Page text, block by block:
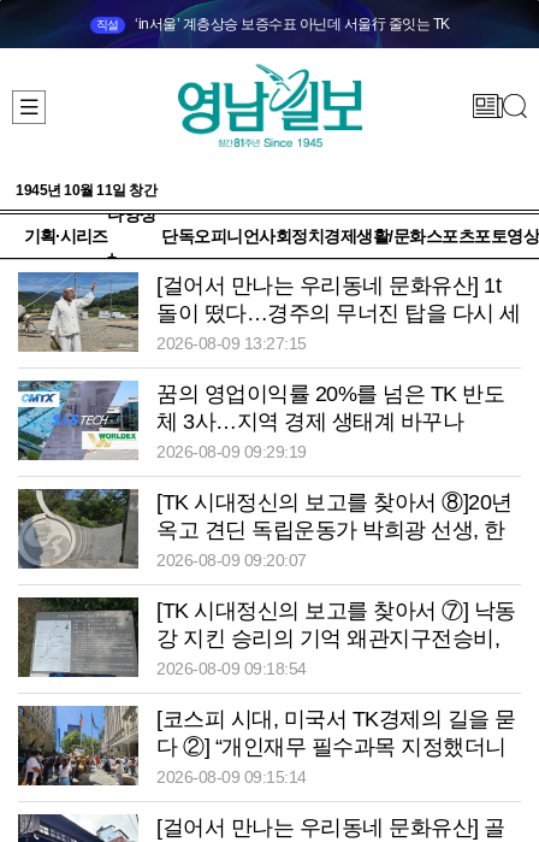
직설 ‘in서울’ 계층상승 보증수표 아닌데 서울行 줄잇는 TK
1945년 10월 11일 창간
기획·시리즈
다양성
+
단독오피니언사회정치 경제생활/문화스포츠포토영상
[걸어서 만나는 우리동네 문화유산] 1t
돌이 떴다…경주의 무너진 탑을 다시 세
운 ‘손’
2026-08-09 13:27:15
꿈의 영업이익률 20%를 넘은 TK 반도
체 3사…지역 경제 생태계 바꾸나
2026-08-09 09:29:19
[TK 시대정신의 보고를 찾아서 ⑧]20년
옥고 견딘 독립운동가 박희광 선생, 한
국전쟁 후 어려운 이웃부터 품었다
2026-08-09 09:20:07
[TK 시대정신의 보고를 찾아서 ⑦] 낙동
강 지킨 승리의 기억 왜관지구전승비,
호국영령 역사는 선명하지만 안내는 아
쉬워
2026-08-09 09:18:54
[코스피 시대, 미국서 TK경제의 길을 묻
다 ②] “개인재무 필수과목 지정했더니
신용점수 오르고 대출 연체율 33% 줄었
다”
2026-08-09 09:15:14
[걸어서 만나는 우리동네 문화유산] 골